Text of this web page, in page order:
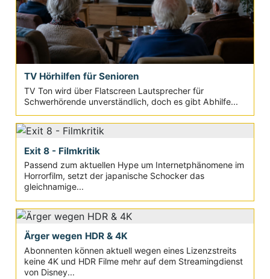
TV Hörhilfen für Senioren
TV Ton wird über Flatscreen Lautsprecher für
Schwerhörende unverständlich, doch es gibt Abhilfe...
Exit 8 - Filmkritik
Passend zum aktuellen Hype um Internetphänomene im
Horrorfilm, setzt der japanische Schocker das
gleichnamige...
Ärger wegen HDR & 4K
Abonnenten können aktuell wegen eines Lizenzstreits
keine 4K und HDR Filme mehr auf dem Streamingdienst
von Disney...